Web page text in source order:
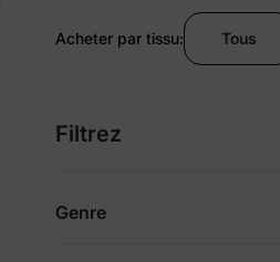
Acheter par tissu: Tous
Filtrez
Genre